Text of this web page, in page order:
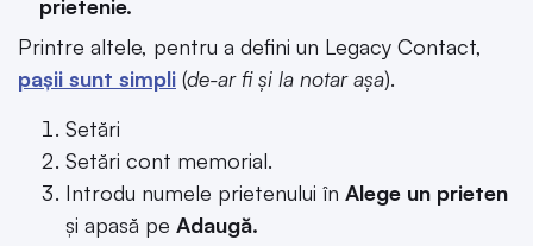
prietenie.
Printre altele, pentru a defini un Legacy Contact,
pașii sunt simpli (de-ar fi și la notar așa).
Setări
Setări cont memorial.
Introdu numele prietenului în Alege un prieten
și apasă pe Adaugă.